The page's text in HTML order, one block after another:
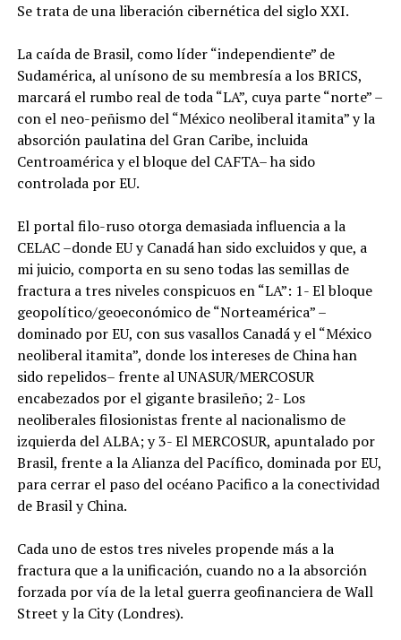
Se trata de una liberación cibernética del siglo XXI.
La caída de Brasil, como líder “independiente” de
Sudamérica, al unísono de su membresía a los BRICS,
marcará el rumbo real de toda “LA”, cuya parte “norte” –
con el neo-peñismo del “México neoliberal itamita” y la
absorción paulatina del Gran Caribe, incluida
Centroamérica y el bloque del CAFTA– ha sido
controlada por EU.
El portal filo-ruso otorga demasiada influencia a la
CELAC –donde EU y Canadá han sido excluidos y que, a
mi juicio, comporta en su seno todas las semillas de
fractura a tres niveles conspicuos en “LA”: 1- El bloque
geopolítico/geoeconómico de “Norteamérica” –
dominado por EU, con sus vasallos Canadá y el “México
neoliberal itamita”, donde los intereses de China han
sido repelidos– frente al UNASUR/MERCOSUR
encabezados por el gigante brasileño; 2- Los
neoliberales filosionistas frente al nacionalismo de
izquierda del ALBA; y 3- El MERCOSUR, apuntalado por
Brasil, frente a la Alianza del Pacífico, dominada por EU,
para cerrar el paso del océano Pacifico a la conectividad
de Brasil y China.
Cada uno de estos tres niveles propende más a la
fractura que a la unificación, cuando no a la absorción
forzada por vía de la letal guerra geofinanciera de Wall
Street y la City (Londres).